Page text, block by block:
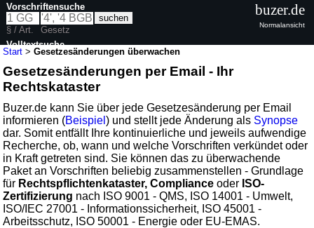
Start >Gesetzesänderungen überwachen
Gesetzesänderungen per Email - Ihr
Rechtskataster
Buzer.de kann Sie über jede Gesetzesänderung per Email
informieren (Beispiel) und stellt jede Änderung als Synopse
dar. Somit entfällt Ihre kontinuierliche und jeweils aufwendige
Recherche, ob, wann und welche Vorschriften verkündet oder
in Kraft getreten sind. Sie können das zu überwachende
Paket an Vorschriften beliebig zusammenstellen - Grundlage
für Rechtspflichtenkataster, Compliance oder ISO-
Zertifizierung nach ISO 9001 - QMS, ISO 14001 - Umwelt,
ISO/IEC 27001 - Informationssicherheit, ISO 45001 -
Arbeitsschutz, ISO 50001 - Energie oder EU-EMAS.
Vorschriftensuche
§ / Art.
Gesetz
Volltextsuche
buzer.de
Normalansicht